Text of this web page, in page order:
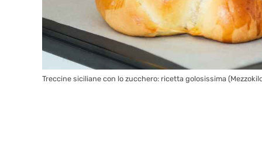
Treccine siciliane con lo zucchero: ricetta golosissima